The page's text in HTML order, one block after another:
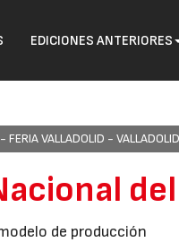
EDICIONES ANTERIORES
FERIA VALLADOLID -
de producción